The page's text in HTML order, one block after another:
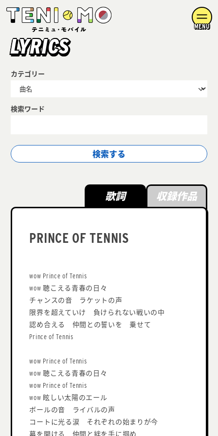
MENU
LYRICS
カテゴリー
検索ワード
歌詞 収録作品
PRINCE OF TENNIS
wow Prince of Tennis
wow 聴こえる青春の日々
チャンスの音 ラケットの声
限界を超えていけ 負けられない戦いの中
認め合える 仲間との誓いを 乗せて
Prince of Tennis
wow Prince of Tennis
wow 聴こえる青春の日々
wow Prince of Tennis
wow 眩しい太陽のエール
ボールの音 ライバルの声
コートに光る涙 それぞれの始まりが今
幕を開ける 仲間と絆を手に掴め